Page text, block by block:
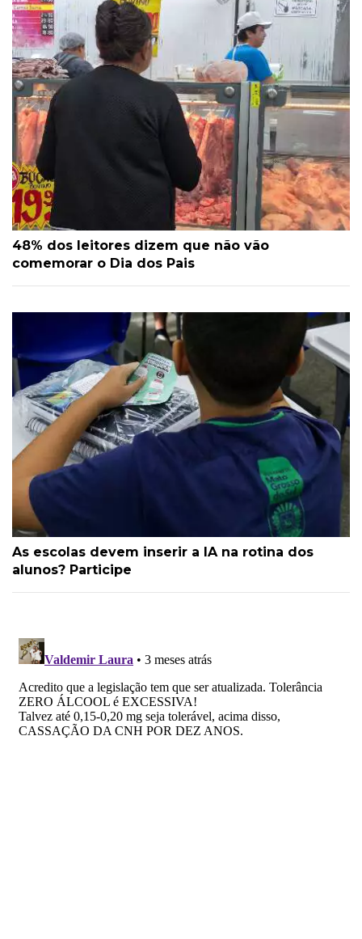
48% dos leitores dizem que não vão
comemorar o Dia dos Pais
As escolas devem inserir a IA na rotina dos
alunos? Participe